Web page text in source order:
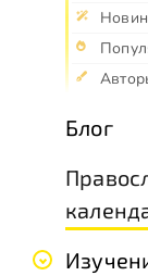
Блог